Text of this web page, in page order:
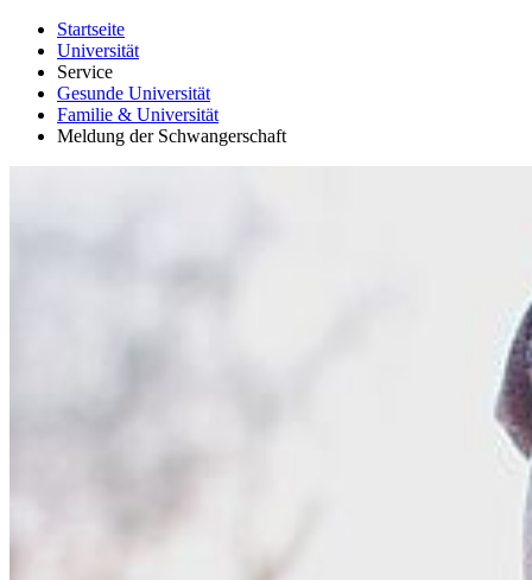
Startseite
Universität
Service
Gesunde Universität
Familie & Universität
Meldung der Schwangerschaft